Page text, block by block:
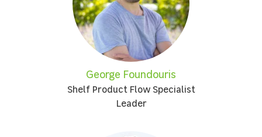
George Foundouris
Shelf Product Flow Specialist
Leader